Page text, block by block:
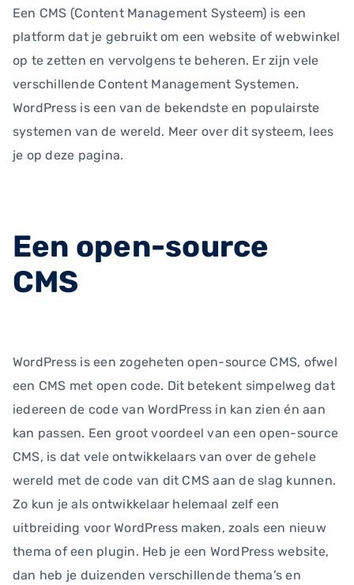
Een CMS (Content Management Systeem) is een
platform dat je gebruikt om een website of webwinkel
op te zetten en vervolgens te beheren. Er zijn vele
verschillende Content Management Systemen.
WordPress is een van de bekendste en populairste
systemen van de wereld. Meer over dit systeem, lees
je op deze pagina.
Een open-source
CMS
WordPress is een zogeheten open-source CMS, ofwel
een CMS met open code. Dit betekent simpelweg dat
iedereen de code van WordPress in kan zien én aan
kan passen. Een groot voordeel van een open-source
CMS, is dat vele ontwikkelaars van over de gehele
wereld met de code van dit CMS aan de slag kunnen.
Zo kun je als ontwikkelaar helemaal zelf een
uitbreiding voor WordPress maken, zoals een nieuw
thema of een plugin. Heb je een WordPress website,
dan heb je duizenden verschillende thema’s en